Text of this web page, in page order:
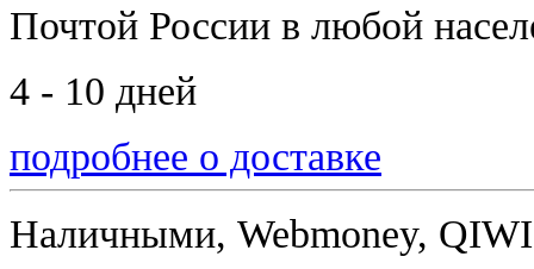
Почтой России в любой
4 - 10 дней
подробнее о доставке
Наличными, Webmoney,